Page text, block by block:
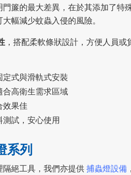
簾的最大差異，在於其添加了特
幅減少蚊蟲入侵的風險。
，搭配柔軟條狀設計，方便人員
式與滑軌式安裝
高衛生需求區域
效果佳
試，安心使用
系列
絕工具，我們亦提供捕蟲燈設備